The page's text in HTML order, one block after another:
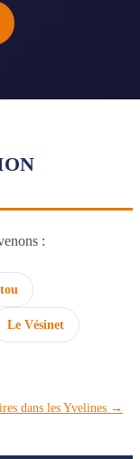
:
Le Vésinet
dans les Yvelines →